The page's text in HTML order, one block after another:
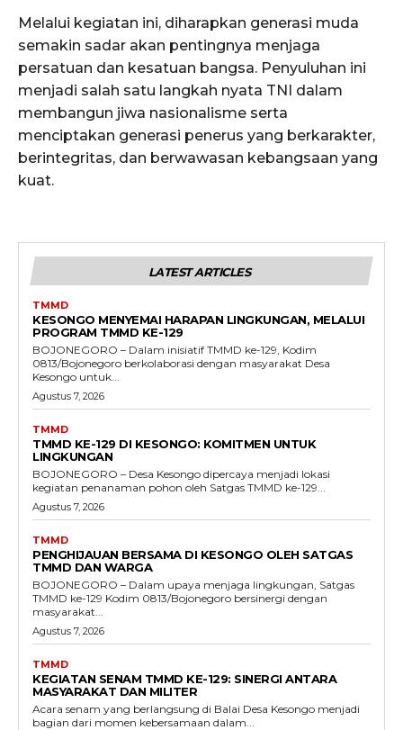
Melalui kegiatan ini, diharapkan generasi muda
semakin sadar akan pentingnya menjaga
persatuan dan kesatuan bangsa. Penyuluhan ini
menjadi salah satu langkah nyata TNI dalam
membangun jiwa nasionalisme serta
menciptakan generasi penerus yang berkarakter,
berintegritas, dan berwawasan kebangsaan yang
kuat.
LATEST ARTICLES
TMMD
KESONGO MENYEMAI HARAPAN LINGKUNGAN, MELALUI
PROGRAM TMMD KE-129
BOJONEGORO – Dalam inisiatif TMMD ke-129, Kodim
0813/Bojonegoro berkolaborasi dengan masyarakat Desa
Kesongo untuk...
Agustus 7, 2026
TMMD
TMMD KE-129 DI KESONGO: KOMITMEN UNTUK
LINGKUNGAN
BOJONEGORO – Desa Kesongo dipercaya menjadi lokasi
kegiatan penanaman pohon oleh Satgas TMMD ke-129...
Agustus 7, 2026
TMMD
PENGHIJAUAN BERSAMA DI KESONGO OLEH SATGAS
TMMD DAN WARGA
BOJONEGORO – Dalam upaya menjaga lingkungan, Satgas
TMMD ke-129 Kodim 0813/Bojonegoro bersinergi dengan
masyarakat...
Agustus 7, 2026
TMMD
KEGIATAN SENAM TMMD KE-129: SINERGI ANTARA
MASYARAKAT DAN MILITER
Acara senam yang berlangsung di Balai Desa Kesongo menjadi
bagian dari momen kebersamaan dalam...